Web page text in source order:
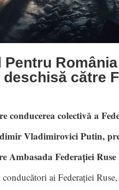
Pentru
către
conducerea colectivă a
Vladimirovici Putin,
Ambasada Federației
ai Federației Ruse,